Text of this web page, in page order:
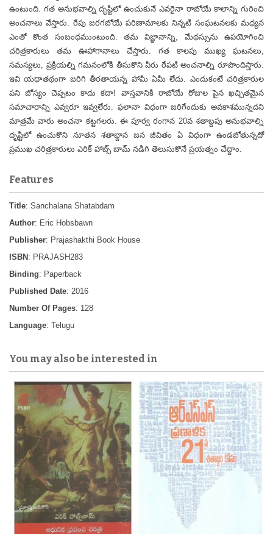
ఉంటుంది. గత అనుభవాల్ని దృష్టిలో ఉంచుకునే ఎవరైనా రాబోయే కాలాన్ని గురించి
అంచనాలు వేస్తారు. రేపు జరగబోయే పరిణామాలకు నిన్నటి సంఘటనలకు మధ్యన
ఎంతో కొంత సంబంధముంటుంది. తమ విజ్ఞానాన్ని, మేథస్సును ఉపయోగించి
చరిత్రకారులు తమ ఊహాగానాలు చేస్తారు. గత కాలపు ముఖ్య ఘటనలు,
సమస్యలు, ప్రక్రియల్ని గమనంలోకి తీసుకొని వీరు రేపటి అంచనాల్ని రూపొందిస్తారు.
ఇవి యధాతథంగా జరిగి తీరతాయన్న హామీ ఏమీ లేదు. ఎందుకంటే చరిత్రకారుల
పని జోస్యం చెప్పటం కాదు కదా! వాస్తవానికి రాబోయే రోజుల పైన ఖచ్చితమైన
సమాచారాన్ని ఎవ్వరూ ఇవ్వలేరు. ఫలానా విధంగా జరిగేందుకు అవకాశమున్నదని
మాత్రమే వారు అంచనా కట్టగలరు. ఈ పూర్వ రంగాన 20వ శతాబ్దపు అనుభవాల్ని
దృష్టిలో ఉంచుకొని నూతన శతాబ్దాన జన జీవితం ఏ విధంగా ఉండబోతున్నదో
ప్రముఖ చరిత్రకారులు ఎరిక్ హాబ్స్ బామ్ నడిగి తెలుసుకొనే ప్రయత్నం చేద్దాం.
Features
Title: Sanchalana Shatabdam
Author: Eric Hobsbawn
Publisher: Prajashakthi Book House
ISBN : PRAJASH283
Binding: Paperback
Published Date: 2016
Number Of Pages: 128
Language: Telugu
You may also be interested in